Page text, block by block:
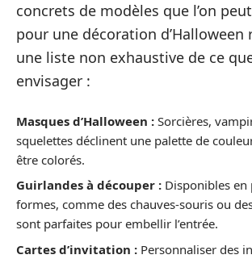
concrets de modèles que l’on
pour une décoration d’Halloween
une liste non exhaustive de ce
envisager :
Masques d’Halloween : Sorcières,
squelettes déclinent une palette de
être colorés.
Guirlandes à découper : Disponibles en
formes, comme des chauves-souris ou
sont parfaites pour embellir l’entrée.
Cartes d’invitation : Personnaliser des